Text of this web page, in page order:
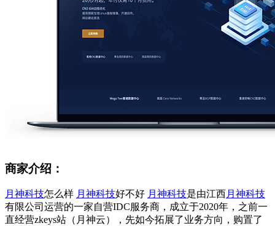
商家介绍：
月神科技怎么样 月神科技好不好 月神科技是由江西月神科技
有限公司运营的一家自营IDC服务商，成立于2020年，之前一
直经营zkeys站（月神云），先如今拓展了业务方向，购置了